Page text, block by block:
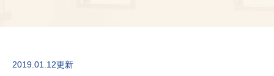
2019.01.12更新